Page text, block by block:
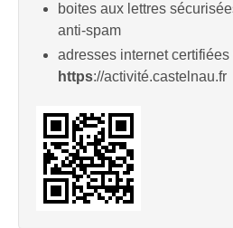
boites aux lettres
anti-spam
adresses internet
https://activité.castelnau.fr